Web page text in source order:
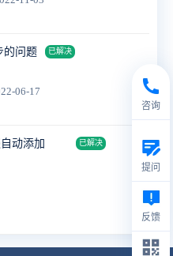
的问题 已解决
06-17
动添加
已解决
咨询
提问
反馈